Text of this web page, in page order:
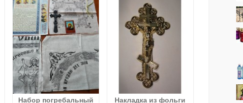
Набор погребальный
Накладка из фольги